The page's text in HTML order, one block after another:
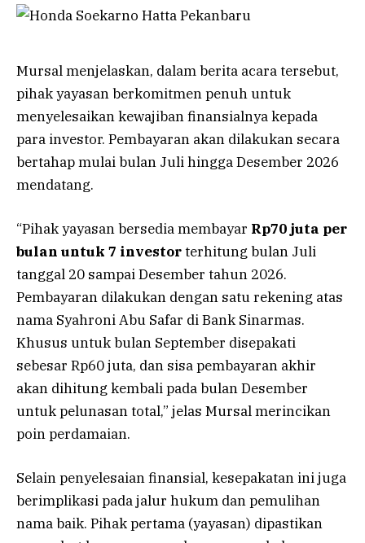
Mursal menjelaskan, dalam berita acara tersebut,
pihak yayasan berkomitmen penuh untuk
menyelesaikan kewajiban finansialnya kepada
para investor. Pembayaran akan dilakukan secara
bertahap mulai bulan Juli hingga Desember 2026
mendatang.
“Pihak yayasan bersedia membayar Rp70 juta per
bulan untuk 7 investorterhitung bulan Juli
tanggal 20 sampai Desember tahun 2026.
Pembayaran dilakukan dengan satu rekening atas
nama Syahroni Abu Safar di Bank Sinarmas.
Khusus untuk bulan September disepakati
sebesar Rp60 juta, dan sisa pembayaran akhir
akan dihitung kembali pada bulan Desember
untuk pelunasan total,” jelas Mursal merincikan
poin perdamaian.
Selain penyelesaian finansial, kesepakatan ini juga
berimplikasi pada jalur hukum dan pemulihan
nama baik. Pihak pertama (yayasan) dipastikan